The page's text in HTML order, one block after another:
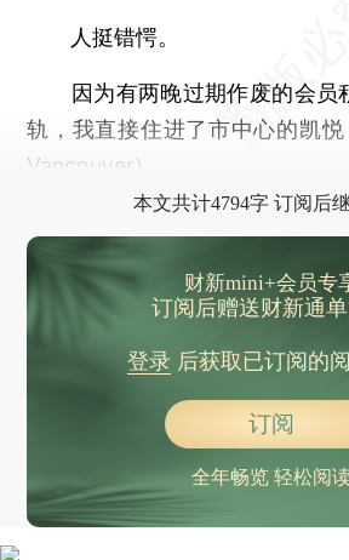
人挺错愕。
因为有两晚过期作废的会员
轨，我直接住进了市中心的凯
Vancouver）。
本文共计4794字 订阅后
财新mini+会员专
订阅后赠送财新通
登录后获取已订阅的
订阅
全年畅览 轻松阅